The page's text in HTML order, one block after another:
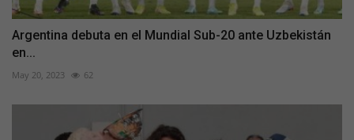
Argentina debuta en el Mundial Sub-20 ante Uzbekistán
en...
May 20, 2023 62